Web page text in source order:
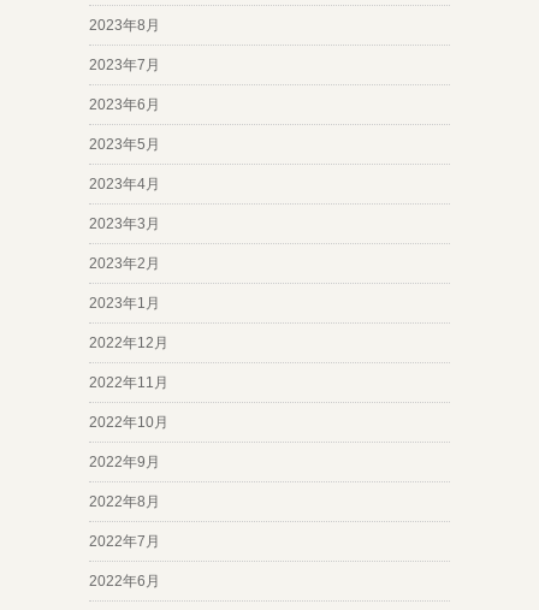
2023年8月
2023年7月
2023年6月
2023年5月
2023年4月
2023年3月
2023年2月
2023年1月
2022年12月
2022年11月
2022年10月
2022年9月
2022年8月
2022年7月
2022年6月